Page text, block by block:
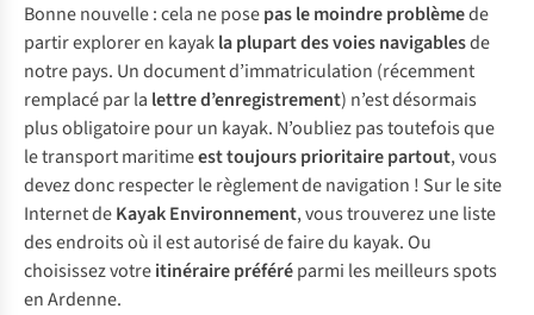
Bonne nouvelle : cela ne posepas le moindre problèmede
partir explorer en kayakla plupart des voies navigablesde
notre pays. Un document d’immatriculation (récemment
remplacé par la lettre d’enregistrement) n’est désormais
plus obligatoire pour un kayak. N’oubliez pas toutefois que
le transport maritimeest toujours prioritaire partout, vous
devez donc respecter le règlement de navigation ! Sur le site
Internet deKayak Environnement,vous trouverez une liste
des endroits où il est autorisé de faire du kayak. Ou
choisissez votreitinéraire préféréparmi les meilleurs spots
en Ardenne.